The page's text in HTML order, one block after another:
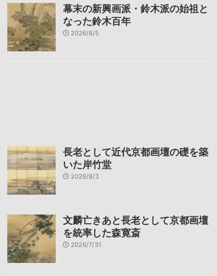
幕末の新興画派・鈴木派の始祖と
なった鈴木百年
2026/8/5
長老として近代京都画壇の礎を築
いた岸竹堂
2026/8/3
文麟亡きあと長老として京都画壇
を統率した森寛斎
2026/7/31